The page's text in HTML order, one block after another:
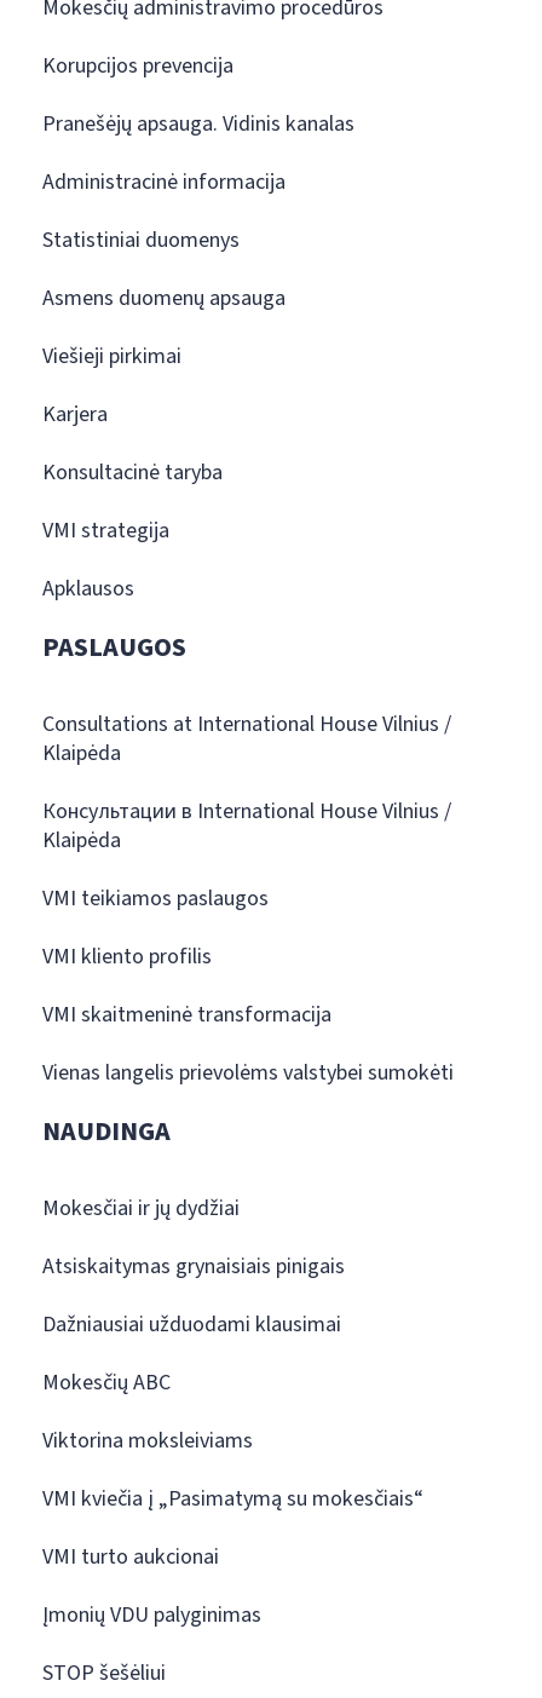
Mokesčių administravimo procedūros
Korupcijos prevencija
Pranešėjų apsauga. Vidinis kanalas
Administracinė informacija
Statistiniai duomenys
Asmens duomenų apsauga
Viešieji pirkimai
Karjera
Konsultacinė taryba
VMI strategija
Apklausos
PASLAUGOS
Consultations at International House Vilnius /
Klaipėda
Консультации в International House Vilnius /
Klaipėda
VMI teikiamos paslaugos
VMI kliento profilis
VMI skaitmeninė transformacija
Vienas langelis prievolėms valstybei sumokėti
NAUDINGA
Mokesčiai ir jų dydžiai
Atsiskaitymas grynaisiais pinigais
Dažniausiai užduodami klausimai
Mokesčių ABC
Viktorina moksleiviams
VMI kviečia į „Pasimatymą su mokesčiais“
VMI turto aukcionai
Įmonių VDU palyginimas
STOP šešėliui